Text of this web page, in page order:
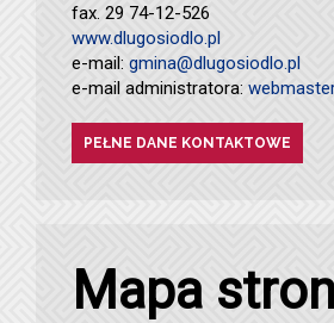
fax. 29 74-12-526
www.dlugosiodlo.pl
e-mail: gmina@dlugosiodlo.pl
e-mail administratora:
PEŁNE DANE KONTAKTOWE
Mapa